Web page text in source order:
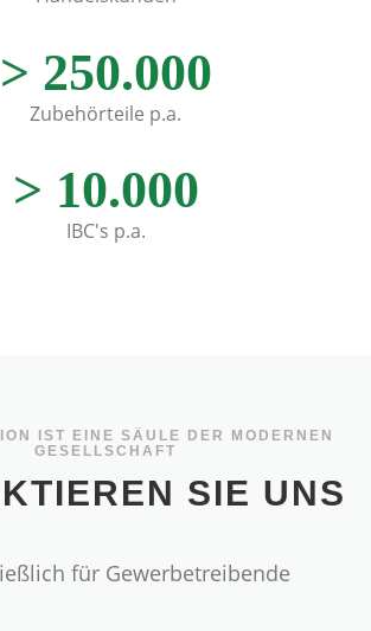
> 250.000
Zubehörteile p.a.
> 10.000
IBC's p.a.
IST EINE SÄULE DER MODERNEN
GESELLSCHAFT
SIE UNS
für Gewerbetreibende